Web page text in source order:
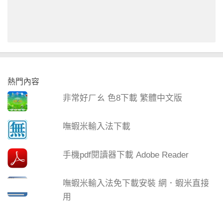
熱門內容
非常好ㄏㄠ 色8下載 繁體中文版
嘸蝦米輸入法下載
手機pdf閱讀器下載 Adobe Reader
嘸蝦米輸入法免下載安裝 網．蝦米直接
用